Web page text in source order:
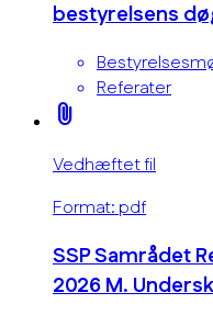
bestyrelsens
Referater
attach_file
Vedhæftet fil
Format: pdf
SSP Samrådet
2026 M.